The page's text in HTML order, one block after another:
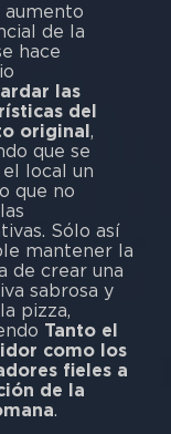
de la
hace
las
del
original,
que se
local un
que no
Sólo así
mantener la
de crear una
sabrosa y
pizza,
Tanto el
como los
fieles a
de la
.